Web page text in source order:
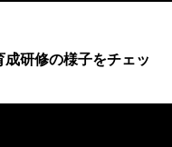
研修の様子をチェッ